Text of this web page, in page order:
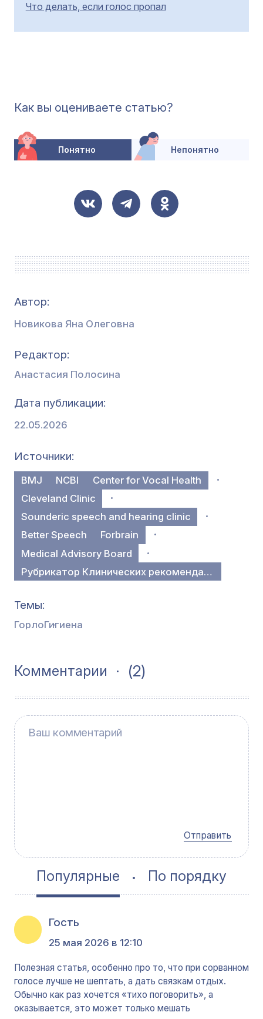
Что делать, если голос пропал
Как вы оцениваете статью?
Понятно Непонятно
Автор:
Новикова Яна Олеговна
Редактор
Анастасия Полосина
Дата публикации
22.05.2026
Источники
BMJ NCBI
Center for Vocal Health
Cleveland Clinic
Sounderic speech and hearing clinic
Better Speech
Forbrain
Medical Advisory Board
Рубрикатор Клинических рекомендаций
Темы
ГорлоГигиена
Комментарии (2)
Отправить
Популярные По порядку
Гость
25 мая 2026 в 12:10
Полезная статья, особенно про то, что при сорванном
голосе лучше не шептать, а дать связкам отдых.
Обычно как раз хочется «тихо поговорить», а
оказывается, это может только мешать